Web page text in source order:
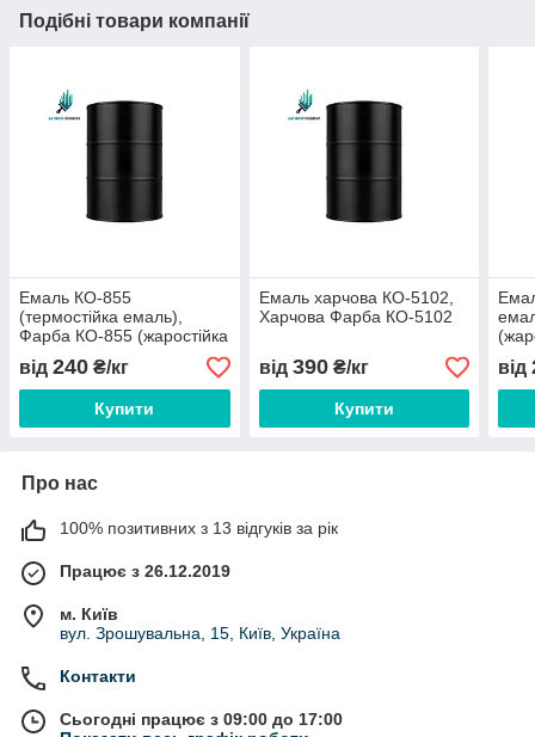
Подібні товари компанії
Емаль КО-855
(термостійка емаль),
Фарба КО-855 (жаростійка
від 240 ₴/кг
Купити
Емаль харчова КО-5102,
Харчова Фарба КО-5102
від 390₴/кг
Купити
від
Про нас
100% позитивних з 13 відгуків за рік
Працює з 26.12.2019
м. Київ
вул. Зрошувальна, 15, Київ, Україна
Контакти
Сьогодні працює з 09:00 до 17:00